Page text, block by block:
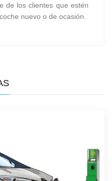
de los clientes que estén
nuevo o de ocasión.